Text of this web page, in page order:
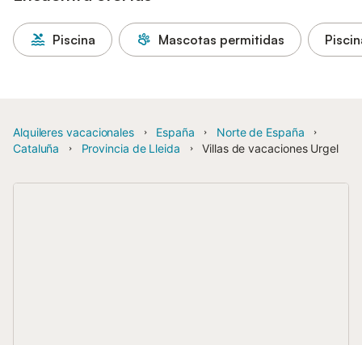
Piscina Mascotas permitidas
Alquileres vacacionales España
Norte de España
Cataluña
Provincia de Lleida Villas de vacaciones Urgel